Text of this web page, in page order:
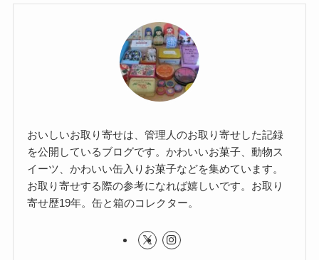
おいしいお取り寄せは、管理人のお取り寄せした記録
を公開しているブログです。かわいいお菓子、動物ス
イーツ、かわいい缶入りお菓子などを集めています。
お取り寄せする際の参考になれば嬉しいです。お取り
寄せ歴19年。缶と箱のコレクター。